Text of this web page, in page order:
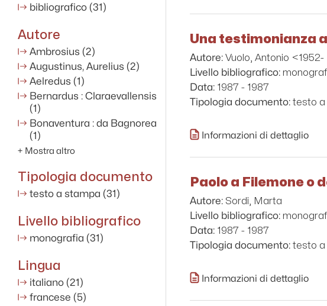
bibliografico (31)
Autore
Ambrosius (2)
Augustinus, Aurelius (2)
Aelredus (1)
Bernardus : Claraevallensis
(1)
Bonaventura : da Bagnorea
(1)
+ Mostra altro
Tipologia documento
testo a stampa (31)
Livello bibliografico
monografia (31)
Lingua
italiano (21)
francese (5)
Una testimonianza
Autore: Vuolo, Antonio <1952-
Livello bibliografico:
Data: 1987 - 1987
Tipologia documento: testo
Informazioni di dettaglio
Paolo a Filemone o
Autore: Sordi, Marta
Livello bibliografico:
Data: 1987 - 1987
Tipologia documento: testo
Informazioni di dettaglio